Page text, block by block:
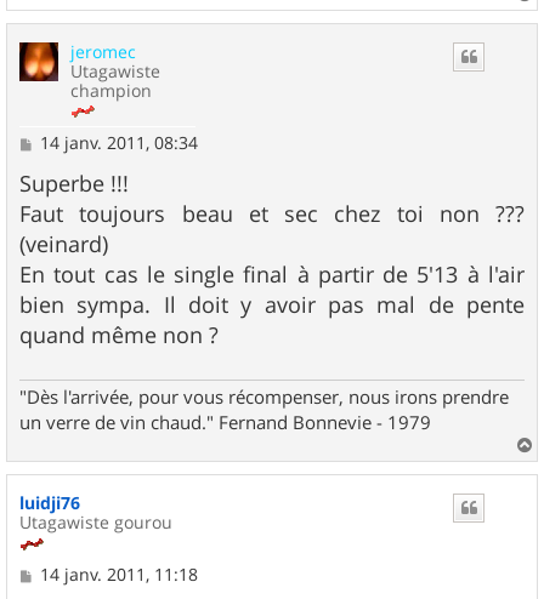
a
jeromec
Utagawiste
champion
M
s
s
a
g
e
14 janv. 2011, 08:34
Superbe !!!
Faut toujours beau et sec chez toi non ???
(veinard)
En tout cas le single final à partir de 5'13 à l'air
bien sympa. Il doit y avoir pas mal de pente
quand même non ?
"Dès l'arrivée, pour vous récompenser, nous irons prendre
un verre de vin chaud." Fernand Bonnevie - 1979
a
luidji76
Utagawiste gourou
M14 janv. 2011, 11:18